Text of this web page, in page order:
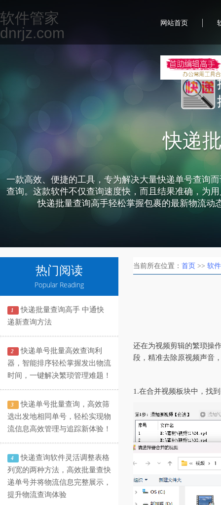
快递
一款高效、便捷的工具，专为解决大量快递单号查询
查询。这款软件不仅查询速度快，而且结果准确，为
快递批量查询高手轻松掌握包裹的最新物流
软件管家
dnrjz.com
网站首页 |
热门阅读
Popular Reading
1
快递批量查询高手 中通快
递新查询方法
2
快递单号批量高效查询利
器，智能排序轻松掌握发出物流
时间，一键解决繁琐管理难题！
3
快递单号批量查询，高效筛
选出发地相同单号，轻松实现物
流信息高效管理与追踪新体验！
4
快递查询软件灵活调整表格
列宽的两种方法，高效批量查快
递单号并将物流信息完整展示，
提升物流查询体验
当前所在位置： 首页 >> 软
还在为视频剪辑的繁琐操
段，精准去除原视频声音
1.在合并视频板块中，找